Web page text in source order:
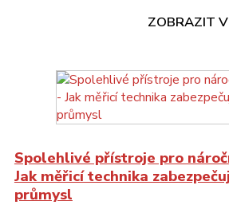
ZOBRAZIT
Spolehlivé přístroje pro
Jak měřicí technika
průmysl